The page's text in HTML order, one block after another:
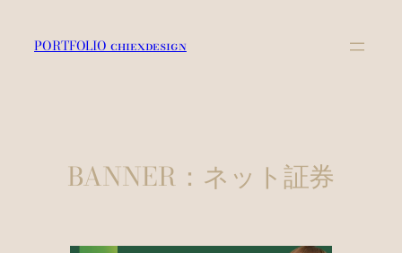
PORTFOLIO chiexdesign
BANNER：ネット証券